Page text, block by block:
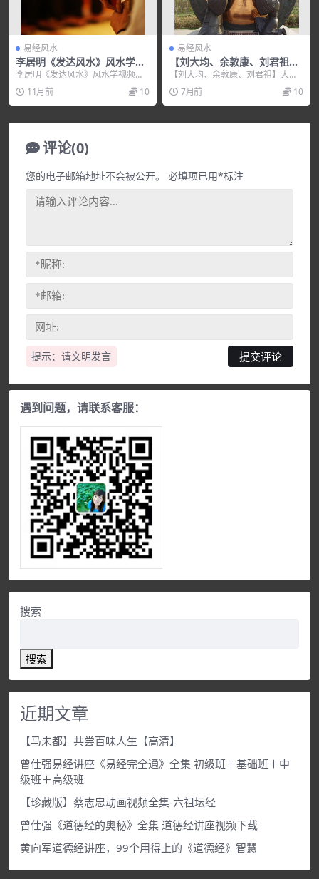
易经风水
李居明《发达风水》风水学视
频
李居明《发达风水》风水学视频，
培训讲座视频，培训课程视频教程
下载，百度网盘资源分...
11月前 10
易经风水
【刘大均、余敦康、刘君祖】
大师诠释易经
【刘大均、余敦康、刘君祖】大师
诠释易经，培训讲座视频，培训课
程视频教程下载，百度...
7月前 10
评论(0)
提示：请文明发言
您的电子邮箱地址不会被公开。 必填项已用*标注
遇到问题，请联系客服：
搜索
搜索
近期文章
【马未都】共尝百味人生【高清】
曾仕强易经讲座《易经完全通》全集 初级班＋基础班＋中
级班＋高级班
【珍藏版】蔡志忠动画视频全集-六祖坛经
曾仕强《道德经的奥秘》全集 道德经讲座视频下载
黄向军道德经讲座，99个用得上的《道德经》智慧